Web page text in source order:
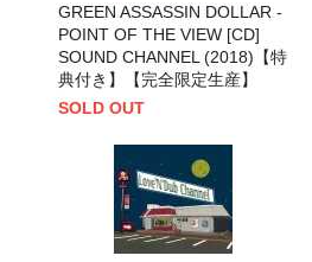
GREEN ASSASSIN DOLLAR -
POINT OF THE VIEW [CD]
SOUND CHANNEL (2018)【特
典付き】【完全限定生産】
SOLD OUT